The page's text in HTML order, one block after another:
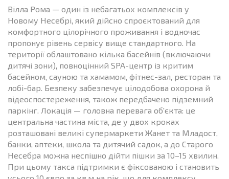
Вілла Рома — один із небагатьох комплексів у
Новому Несебрі, який дійсно спроєктований для
комфортного цілорічного проживання і водночас
пропонує рівень сервісу вище стандартного. На
території облаштовано кілька басейнів (включаючи
дитячі зони), повноцінний SPA-центр із критим
басейном, сауною та хамамом, фітнес-зал, ресторан та
лобі-бар. Безпеку забезпечує цілодобова охорона й
відеоспостереження, також передбачено підземний
паркінг. Локація — головна перевага об'єкта: це
центральна частина міста, де у двох кроках
розташовані великі супермаркети Жанет та Младост,
банки, аптеки, школа та дитячий садок, а до Старого
Несебра можна неспішно дійти пішки за 10–15 хвилин.
При цьому такса підтримки є фіксованою і становить